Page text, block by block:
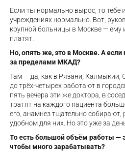
Если ты нормально вырос, то тебе
учреждениях нормально. Вот,
крупной больницы в Москве — ему
платят.
Но, опять же, это в Москве. А
за пределами МКАД?
Там — да, как в Рязани, Калмыкии,
до трёх-четырех работают в
пять вечера эти же доктора, в
тратят на каждого пациента
его, анамнез тщательно
удобном для них. Но это уже за
То есть большой объём работы —
чтобы много зарабатывать?